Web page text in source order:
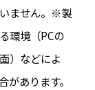
ません。※製
環境（PCの
）などによ
があります。